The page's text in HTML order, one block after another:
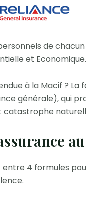
de
et Economique.
à la Macif ?
générale), qui
catastrophe
entre 4 formules